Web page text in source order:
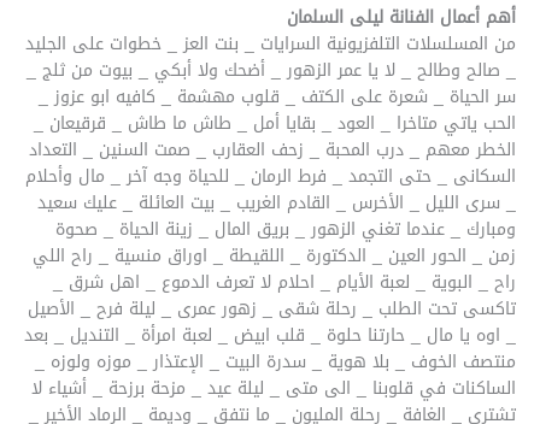
أهم أعمال الفنانة ليلى السلمان
من المسلسلات التلفزيونية السرايات _ بنت العز _ خطوات على الجليد
_ صالح وطالح _ لا يا عمر الزهور _ أضحك ولا أبكي _ بيوت من ثلج _
سر الحياة _ شعرة على الكتف _ قلوب مهشمة _ كافيه ابو عزوز _
الحب ياتي متاخرا _ العود _ بقايا أمل _ طاش ما طاش _ قرقيعان _
الخطر معهم _ درب المحبة _ زحف العقارب _ صمت السنين _ التعداد
السكانى _ حتى التجمد _ فرط الرمان _ للحياة وجه آخر _ مال وأحلام
_ سرى الليل _ الأخرس _ القادم الغريب _ بيت العائلة _ عليك سعيد
ومبارك _ عندما تغني الزهور _ بريق المال _ زينة الحياة _ صحوة
زمن _ الحور العين _ الدكتورة _ اللقيطة _ اوراق منسية _ راح اللي
راح _ البوية _ لعبة الأيام _ احلام لا تعرف الدموع _ اهل شرق _
تاكسى تحت الطلب _ رحلة شقى _ زهور عمرى _ ليلة فرح _ الأصيل
_ اوه يا مال _ حارتنا حلوة _ قلب ابيض _ لعبة امرأة _ التنديل _ بعد
منتصف الخوف _ بلا هوية _ سدرة البيت _ الإعتذار _ موزه ولوزه _
الساكنات في قلوبنا _ الى متى _ ليلة عيد _ مزحة برزحة _ أشياء لا
تشترى _ الغافة _ رحلة المليون _ ما نتفق _ وديمة _ الرماد الأخير _